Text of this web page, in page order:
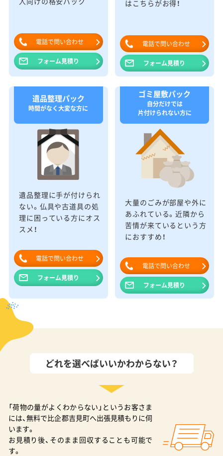
電話で問い合わせ
フォーム見積り
はこちらがお得！
電話で問い合わせ
フォーム見積り
遺品整理パック
時間がなく大変な方に
遺品整理に手が付けられ
ない。仏具や古道具の処
理に困っている方にオス
スメ！
電話で問い合わせ
フォーム見積り
ゴミ屋敷パック
自分だけでは
片付けられない方に
大量のごみが部屋や外に
あふれている。近隣から
苦情が来ているという方
におすすめ！
電話で問い合わせ
フォーム見積り
どれを選べばいいかわからない？
「荷物の量がよくわからない」というお客さま
には、無料で比企郡吉見町へ出張見積もりに伺
います。
お見積り後、そのまま回収することも可能で
す。